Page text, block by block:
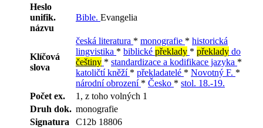
Heslo
unifik.
názvu
Bible. Evangelia
Klíčová
slova
česká literatura * monografie * historická
lingvistika * biblické překlady * překlady do
češtiny * standardizace a kodifikace jazyka *
katoličtí kněží * překladatelé * Novotný F. *
národní obrození * Česko * stol. 18.-19.
Počet ex.
1, z toho volných 1
Druh dok. monografie
Signatura
C12b 18806